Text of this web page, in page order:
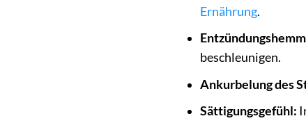
Ernährung.
beschleunigen.
Ankurbelung des
Sättigungsgefühl: